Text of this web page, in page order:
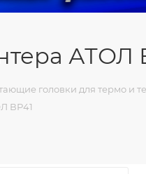
АТОЛ
головки для термо и
ВР41